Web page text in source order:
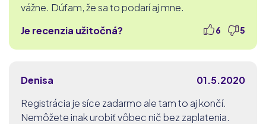
vážne. Dúfam, že sa to podarí aj mne.
Je recenzia užitočná?
6 5
Denisa
01.5.2020
Registrácia je síce zadarmo ale tam to aj končí.
Nemôžete inak urobiť vôbec nič bez zaplatenia.